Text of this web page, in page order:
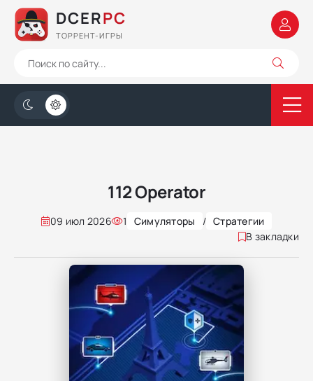
DCERPC
ТОРРЕНТ-ИГРЫ
112 Operator
09 июл 2026 1 Симуляторы / Стратегии
В закладки